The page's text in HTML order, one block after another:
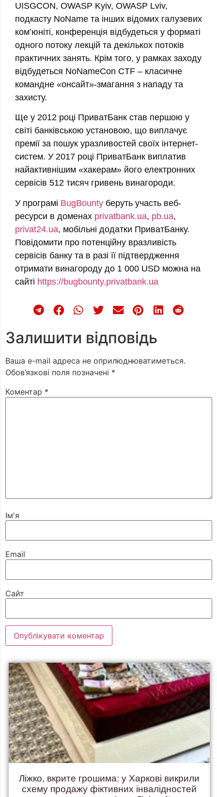
UISGCON, OWASP Kyiv, OWASP Lviv,
подкасту NoName та інших відомих галузевих
ком’юніті, конференція відбудеться у форматі
одного потоку лекцій та декількох потоків
практичних занять. Крім того, у рамках заходу
відбудеться NoNameCon CTF – класичне
командне «онсайт»-змагання з нападу та
захисту.
Ще у 2012 році ПриватБанк став першою у
світі банківською установою, що виплачує
премії за пошук уразливостей своїх інтернет-
систем. У 2017 році ПриватБанк виплатив
найактивнішим «хакерам» його електронних
сервісів 512 тисяч гривень винагороди.
У програмі BugBounty беруть участь веб-
ресурси в доменах privatbank.ua, pb.ua,
privat24.ua, мобільні додатки ПриватБанку.
Повідомити про потенційну вразливість
сервісів банку та в разі її підтвердження
отримати винагороду до 1 000 USD можна на
сайті https://bugbounty.privatbank.ua
Залишити відповідь
Ваша e-mail адреса не оприлюднюватиметься.
Обов’язкові поля позначені *
Коментар *
Ім'я
Email
Сайт
Ліжко, вкрите грошима: у Харкові викрили
схему продажу фіктивних інвалідностей